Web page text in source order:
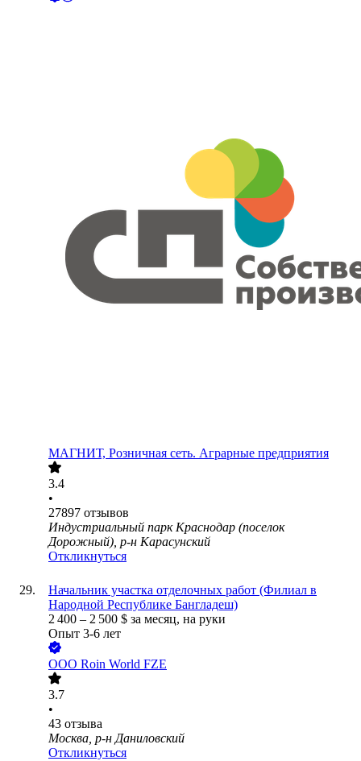
МАГНИТ, Розничная сеть. Аграрные предприятия
3.4
•
27897 отзывов
Индустриальный парк Краснодар (поселок
Дорожный), р-н Карасунский
Откликнуться
Начальник участка отделочных работ (Филиал в
Народной Республике Бангладеш)
2 400 – 2 500 $ за месяц, на руки
Опыт 3-6 лет
ООО Roin World FZE
3.7
•
43 отзыва
Москва, р-н Даниловский
Откликнуться